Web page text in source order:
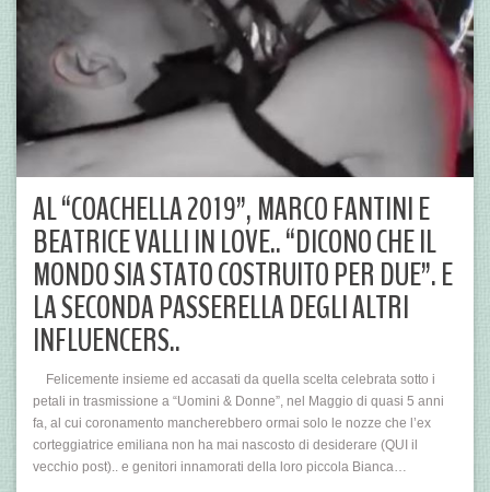
AL “COACHELLA 2019”, MARCO FANTINI E
BEATRICE VALLI IN LOVE.. “DICONO CHE IL
MONDO SIA STATO COSTRUITO PER DUE”. E
LA SECONDA PASSERELLA DEGLI ALTRI
INFLUENCERS..
Felicemente insieme ed accasati da quella scelta celebrata sotto i
petali in trasmissione a “Uomini & Donne”, nel Maggio di quasi 5 anni
fa, al cui coronamento mancherebbero ormai solo le nozze che l’ex
corteggiatrice emiliana non ha mai nascosto di desiderare (QUI il
vecchio post).. e genitori innamorati della loro piccola Bianca…